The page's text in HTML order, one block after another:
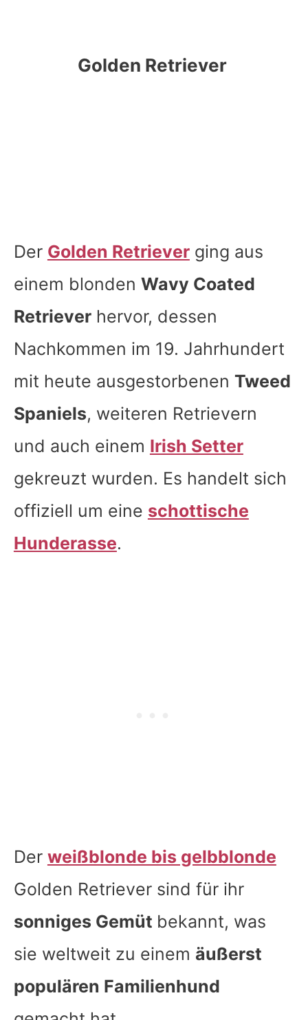
Golden Retriever
Der Golden Retrieverging aus
einem blonden Wavy Coated
Retrieverhervor, dessen
Nachkommen im 19. Jahrhundert
mit heute ausgestorbenen Tweed
Spaniels, weiteren Retrievern
und auch einem Irish Setter
gekreuzt wurden. Es handelt sich
offiziell um eine schottische
Hunderasse.
Der weißblonde bis gelbblonde
Golden Retriever sind für ihr
sonniges Gemüt bekannt, was
sie weltweit zu einem äußerst
populären Familienhund